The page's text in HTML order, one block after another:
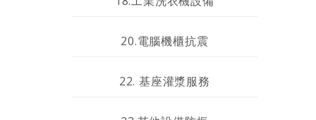
20.電腦機櫃抗震
22. 基座灌漿服務